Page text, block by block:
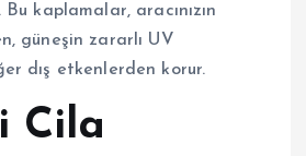
kaplamalar, aracınızın
güneşin zararlı UV
dış etkenlerden korur.
Cila